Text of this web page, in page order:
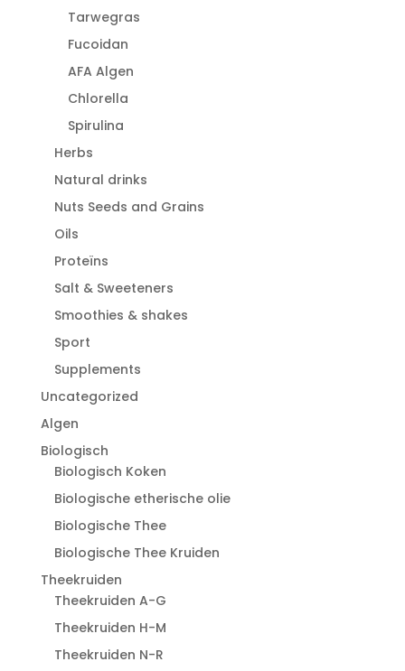
Tarwegras
Fucoidan
AFA Algen
Chlorella
Spirulina
Herbs
Natural drinks
Nuts Seeds and Grains
Oils
Proteïns
Salt & Sweeteners
Smoothies & shakes
Sport
Supplements
Uncategorized
Algen
Biologisch
Biologisch Koken
Biologische etherische olie
Biologische Thee
Biologische Thee Kruiden
Theekruiden
Theekruiden A-G
Theekruiden H-M
Theekruiden N-R